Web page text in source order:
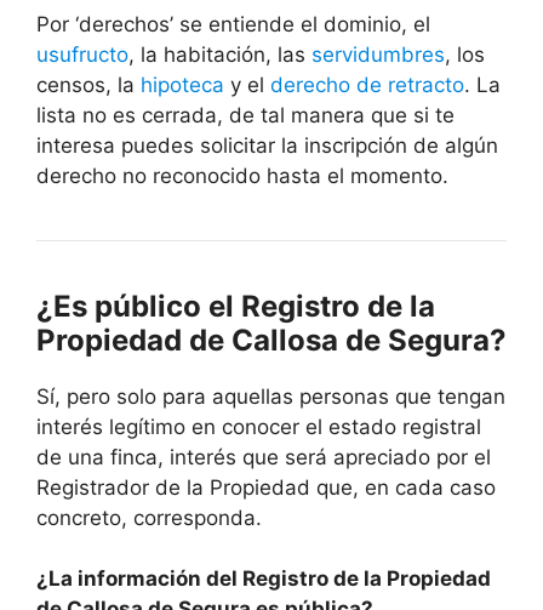
Por ‘derechos’ se entiende el dominio, el
usufructo, la habitación, las servidumbres, los
censos, la hipoteca y el derecho de retracto. La
lista no es cerrada, de tal manera que si te
interesa puedes solicitar la inscripción de algún
derecho no reconocido hasta el momento.
¿Es público el Registro de la
Propiedad de Callosa de Segura?
Sí, pero solo para aquellas personas que tengan
interés legítimo en conocer el estado registral
de una finca, interés que será apreciado por el
Registrador de la Propiedad que, en cada caso
concreto, corresponda.
¿La información del Registro de la Propiedad